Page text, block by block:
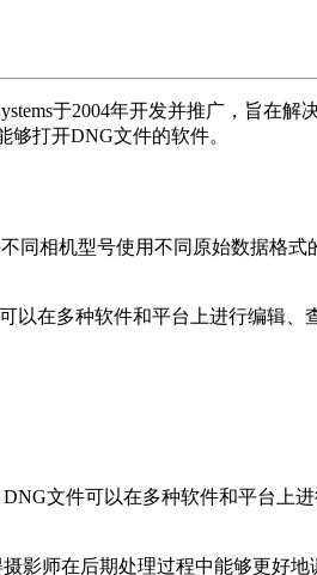
于2004年开发并推广，旨在解
打开DNG文件的软件。
同相机型号使用不同原始数据格式
在多种软件和平台上进行编辑、
文件可以在多种软件和平台上
影师在后期处理过程中能够更好